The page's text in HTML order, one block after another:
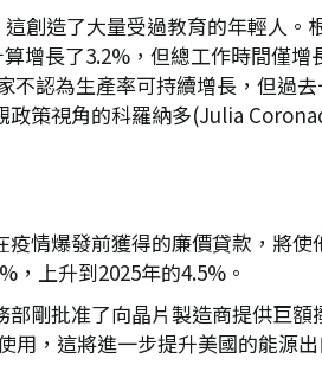
創造了大量受過教育的年輕人
增長了3.2%，但總工作時間僅增
認為生產率可持續增長，但過
策視角的科羅納多(Julia
情爆發前獲得的廉價貸款，將
，上升到2025年的4.5%。
剛批准了向晶片製造商提供巨
，這將進一步提升美國的能源出